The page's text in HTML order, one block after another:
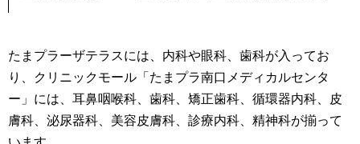
たまプラーザテラスには、内科や眼科、歯科が入ってお
り、クリニックモール「たまプラ南口メディカルセンタ
ー」には、耳鼻咽喉科、歯科、矯正歯科、循環器内科、皮
膚科、泌尿器科、美容皮膚科、診療内科、精神科が揃って